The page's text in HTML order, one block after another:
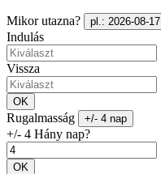
Mikor utazna? pl.: 2026-08-17
Indulás
Vissza
OK
Rugalmasság +/- 4 nap
+/- 4 Hány nap?
OK